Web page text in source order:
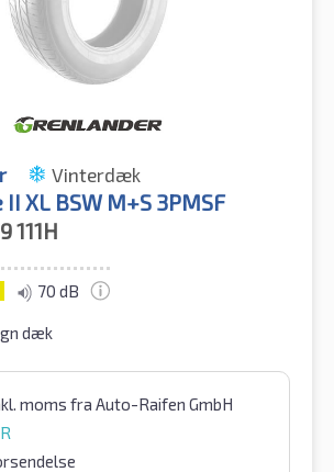
Vinterdæk
XL BSW M+S 3PMSF
111H
70 dB
dæk
moms fra Auto-Raifen GmbH